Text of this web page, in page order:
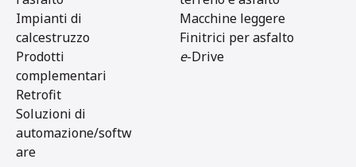
Impianti di
calcestruzzo
Prodotti
complementari
Retrofit
Soluzioni di
automazione/softw
are
Macchine leggere
Finitrici per asfalto
e-Drive